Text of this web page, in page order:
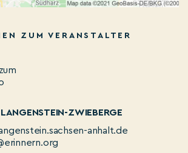
ZUM VERANSTALTER
ZWIEBERGE
anhalt.de